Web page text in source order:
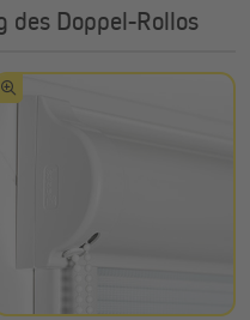
des Doppel-Rollos